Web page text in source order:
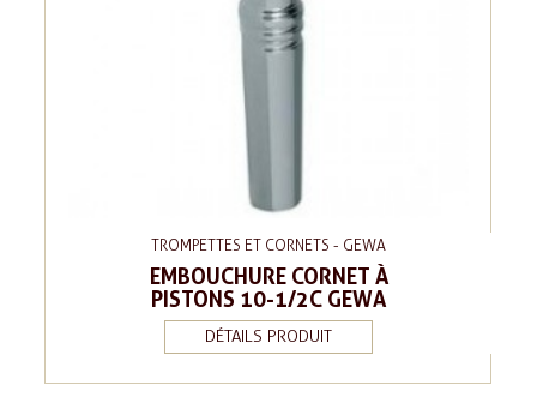
TROMPETTES ET CORNETS - GEWA
EMBOUCHURE CORNET À
PISTONS 10-1/2C GEWA
DÉTAILS PRODUIT